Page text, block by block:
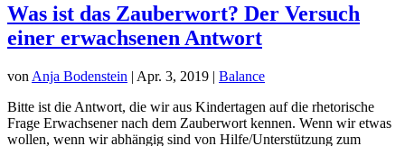
Was ist das Zauberwort? Der Versuch
einer erwachsenen Antwort
von Anja Bodenstein | Apr. 3, 2019 | Balance
Bitte ist die Antwort, die wir aus Kindertagen auf die rhetorische
Frage Erwachsener nach dem Zauberwort kennen. Wenn wir etwas
wollen, wenn wir abhängig sind von Hilfe/Unterstützung zum